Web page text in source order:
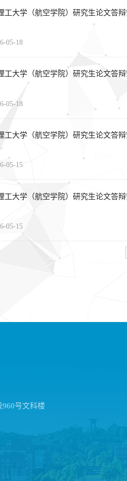
工大学（航空学院）研究生论文答辩
05-18
工大学（航空学院）研究生论文答辩
05-18
工大学（航空学院）研究生论文答辩
05-15
工大学（航空学院）研究生论文答辩
05-15
号文科楼